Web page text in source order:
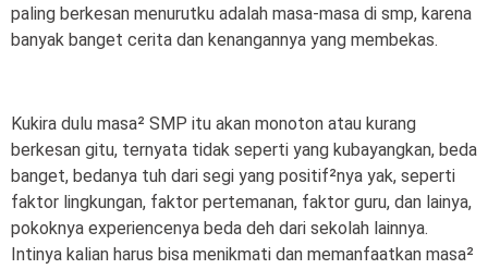
paling berkesan menurutku adalah masa-masa di smp, karena
banyak banget cerita dan kenangannya yang membekas.
Kukira dulu masa² SMP itu akan monoton atau kurang
berkesan gitu, ternyata tidak seperti yang kubayangkan, beda
banget, bedanya tuh dari segi yang positif²nya yak, seperti
faktor lingkungan, faktor pertemanan, faktor guru, dan lainya,
pokoknya experiencenya beda deh dari sekolah lainnya.
Intinya kalian harus bisa menikmati dan memanfaatkan masa²